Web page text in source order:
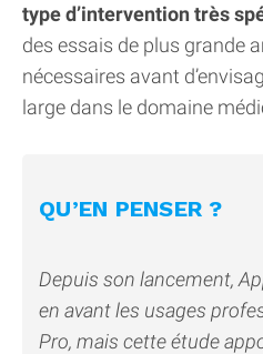
type d’intervention très
des essais de plus grande
nécessaires avant
large dans le domaine
QU’EN PENSER ?
Depuis son lancement,
en avant les usages
Pro, mais cette étude